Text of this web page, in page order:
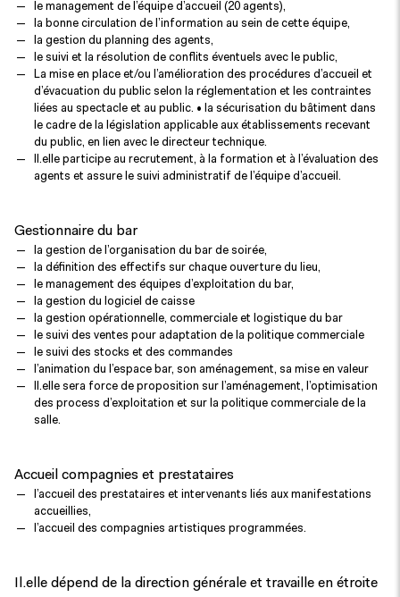
le management de l’équipe d’accueil (20 agents),
la bonne circulation de l’information au sein de cette équipe,
la gestion du planning des agents,
le suivi et la résolution de conflits éventuels avec le public,
La mise en place et/ou l’amélioration des procédures d’accueil et
d’évacuation du public selon la réglementation et les contraintes
liées au spectacle et au public. • la sécurisation du bâtiment dans
le cadre de la législation applicable aux établissements recevant
du public, en lien avec le directeur technique.
Il.elle participe au recrutement, à la formation et à l’évaluation des
agents et assure le suivi administratif de l’équipe d’accueil.
Gestionnaire du bar
la gestion de l’organisation du bar de soirée,
la définition des effectifs sur chaque ouverture du lieu,
le management des équipes d’exploitation du bar,
la gestion du logiciel de caisse
la gestion opérationnelle, commerciale et logistique du bar
le suivi des ventes pour adaptation de la politique commerciale
le suivi des stocks et des commandes
l’animation du l’espace bar, son aménagement, sa mise en valeur
Il.elle sera force de proposition sur l’aménagement, l’optimisation
des process d’exploitation et sur la politique commerciale de la
salle.
Accueil compagnies et prestataires
l’accueil des prestataires et intervenants liés aux manifestations
accueillies,
l’accueil des compagnies artistiques programmées.
Il.elle dépend de la direction générale et travaille en étroite